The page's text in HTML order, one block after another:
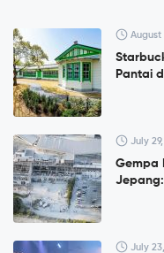
August
Pantai
July
Gempa
July